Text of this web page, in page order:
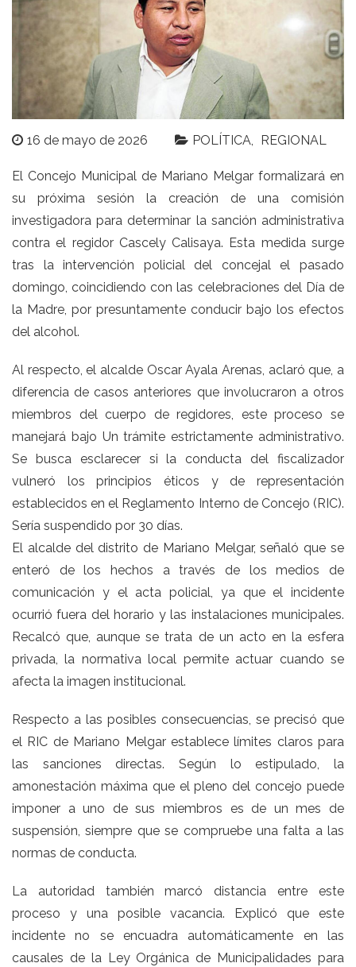
16 de mayo de 2026 POLÍTICA REGIONAL
El Concejo Municipal de Mariano Melgar formalizará en
su próxima sesión la creación de una comisión
investigadora para determinar la sanción administrativa
contra el regidor Cascely Calisaya. Esta medida surge
tras la intervención policial del concejal el pasado
domingo, coincidiendo con las celebraciones del Día de
la Madre, por presuntamente conducir bajo los efectos
del alcohol.
Al respecto, el alcalde Oscar Ayala Arenas, aclaró que, a
diferencia de casos anteriores que involucraron a otros
miembros del cuerpo de regidores, este proceso se
manejará bajo Un trámite estrictamente administrativo.
Se busca esclarecer si la conducta del fiscalizador
vulneró los principios éticos y de representación
establecidos en el Reglamento Interno de Concejo (RIC).
Sería suspendido por 30 días.
El alcalde del distrito de Mariano Melgar, señaló que se
enteró de los hechos a través de los medios de
comunicación y el acta policial, ya que el incidente
ocurrió fuera del horario y las instalaciones municipales.
Recalcó que, aunque se trata de un acto en la esfera
privada, la normativa local permite actuar cuando se
afecta la imagen institucional.
Respecto a las posibles consecuencias, se precisó que
el RIC de Mariano Melgar establece límites claros para
las sanciones directas. Según lo estipulado, la
amonestación máxima que el pleno del concejo puede
imponer a uno de sus miembros es de un mes de
suspensión, siempre que se compruebe una falta a las
normas de conducta.
La autoridad también marcó distancia entre este
proceso y una posible vacancia. Explicó que este
incidente no se encuadra automáticamente en las
causales de la Ley Orgánica de Municipalidades para